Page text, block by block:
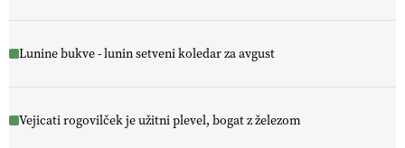
Lunine bukve - lunin setveni koledar za avgust
Vejicati rogovilček je užitni plevel, bogat z železom